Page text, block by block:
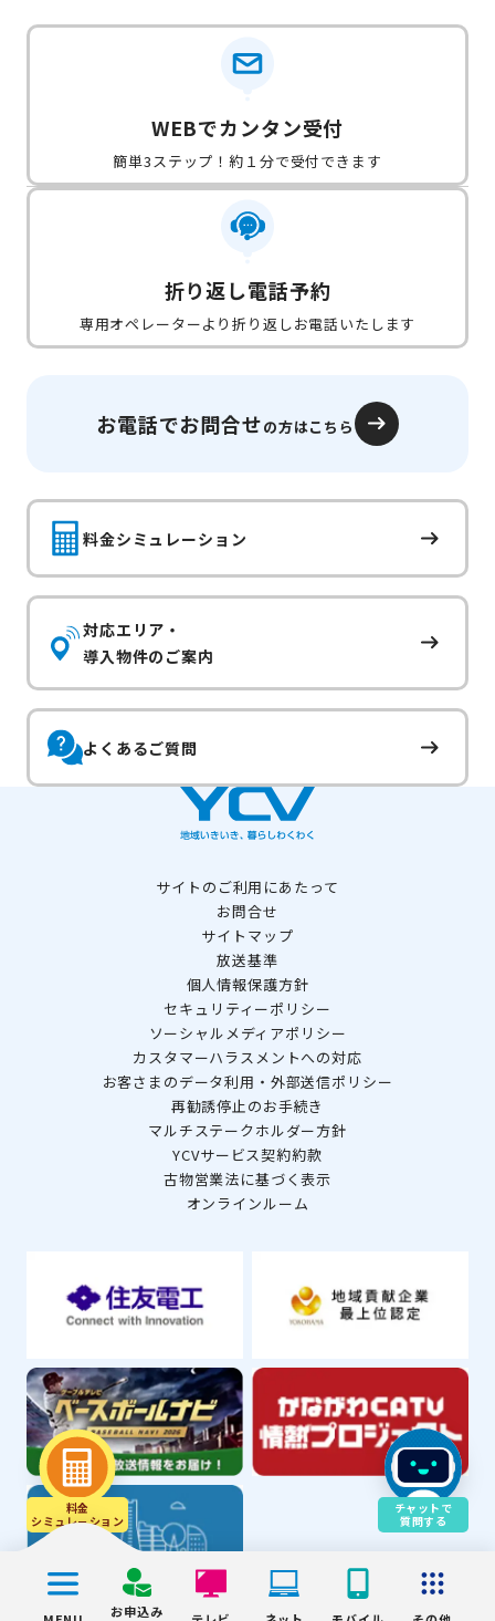
お申込み
WEBでカンタン受付
簡単3ステップ！約１分で受付できます
折り返し電話予約
専用オペレーターより折り返しお電話いたします
お電話でお問合せの方はこちら
料金シミュレーション
対応エリア・
導入物件のご案内
よくあるご質問
料金
シミュレ－ション
サイトのご利用にあたって
お問合せ
サイトマップ
放送基準
個人情報保護方針
セキュリティーポリシー
ソーシャルメディアポリシー
カスタマーハラスメントへの対応
お客さまのデータ利用・外部送信ポリシー
再勧誘停止のお手続き
マルチステークホルダー方針
YCVサービス契約約款
古物営業法に基づく表示
オンラインルーム
チャットで
質問する